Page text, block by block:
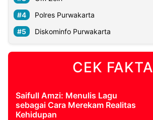
Polres Purwakarta
Diskominfo Purwakarta
CEK FAKTA
Saifull Amzi: Menulis Lagu
sebagai Cara Merekam Realitas
Kehidupan